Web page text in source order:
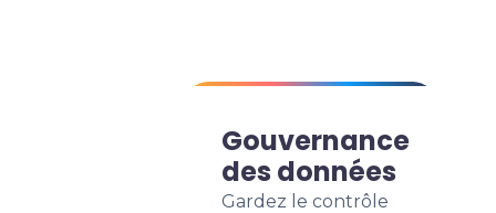
Gouvernance
des données
Gardez le contrôle